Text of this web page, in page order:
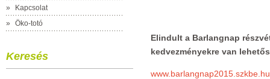
»
Kapcsolat
»
Öko-totó
Keresés
Elindult a Barlangnap
kedvezményekre van
www.barlangnap2015.szkbe.hu